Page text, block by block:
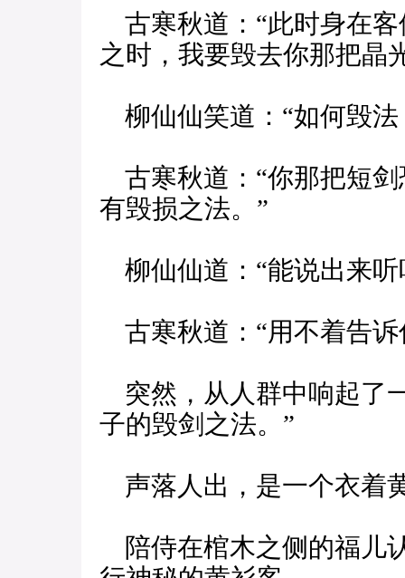
古寒秋道：“此时身在
之时，我要毁去你那把晶
柳仙仙笑道：“如何毁法
古寒秋道：“你那把短
有毁损之法。”
柳仙仙道：“能说出来听
古寒秋道：“用不着告诉
突然，从人群中响起了
子的毁剑之法。”
声落人出，是一个衣着
陪侍在棺木之侧的福儿